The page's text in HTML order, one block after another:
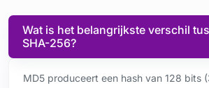
Wat is het belangrijkste verschil
SHA-256?
MD5 produceert een hash van 128 bits